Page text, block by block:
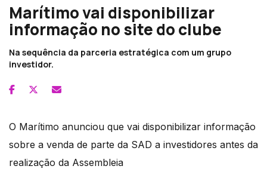
Marítimo vai disponibilizar
informação no site do clube
Na sequência da parceria estratégica com um grupo
investidor.
O Marítimo anunciou que vai disponibilizar informação
sobre a venda de parte da SAD a investidores antes da
realização da Assembleia